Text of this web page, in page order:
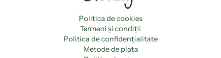
Politica de cookies
Termeni și condiții
Politica de confidențialitate
Metode de plata